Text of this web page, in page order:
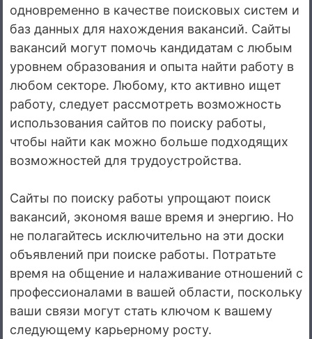
одновременно в качестве поисковых систем и
баз данных для нахождения вакансий. Сайты
вакансий могут помочь кандидатам с любым
уровнем образования и опыта найти работу в
любом секторе. Любому, кто активно ищет
работу, следует рассмотреть возможность
использования сайтов по поиску работы,
чтобы найти как можно больше подходящих
возможностей для трудоустройства.
Сайты по поиску работы упрощают поиск
вакансий, экономя ваше время и энергию. Но
не полагайтесь исключительно на эти доски
объявлений при поиске работы. Потратьте
время на общение и налаживание отношений с
профессионалами в вашей области, поскольку
ваши связи могут стать ключом к вашему
следующему карьерному росту.